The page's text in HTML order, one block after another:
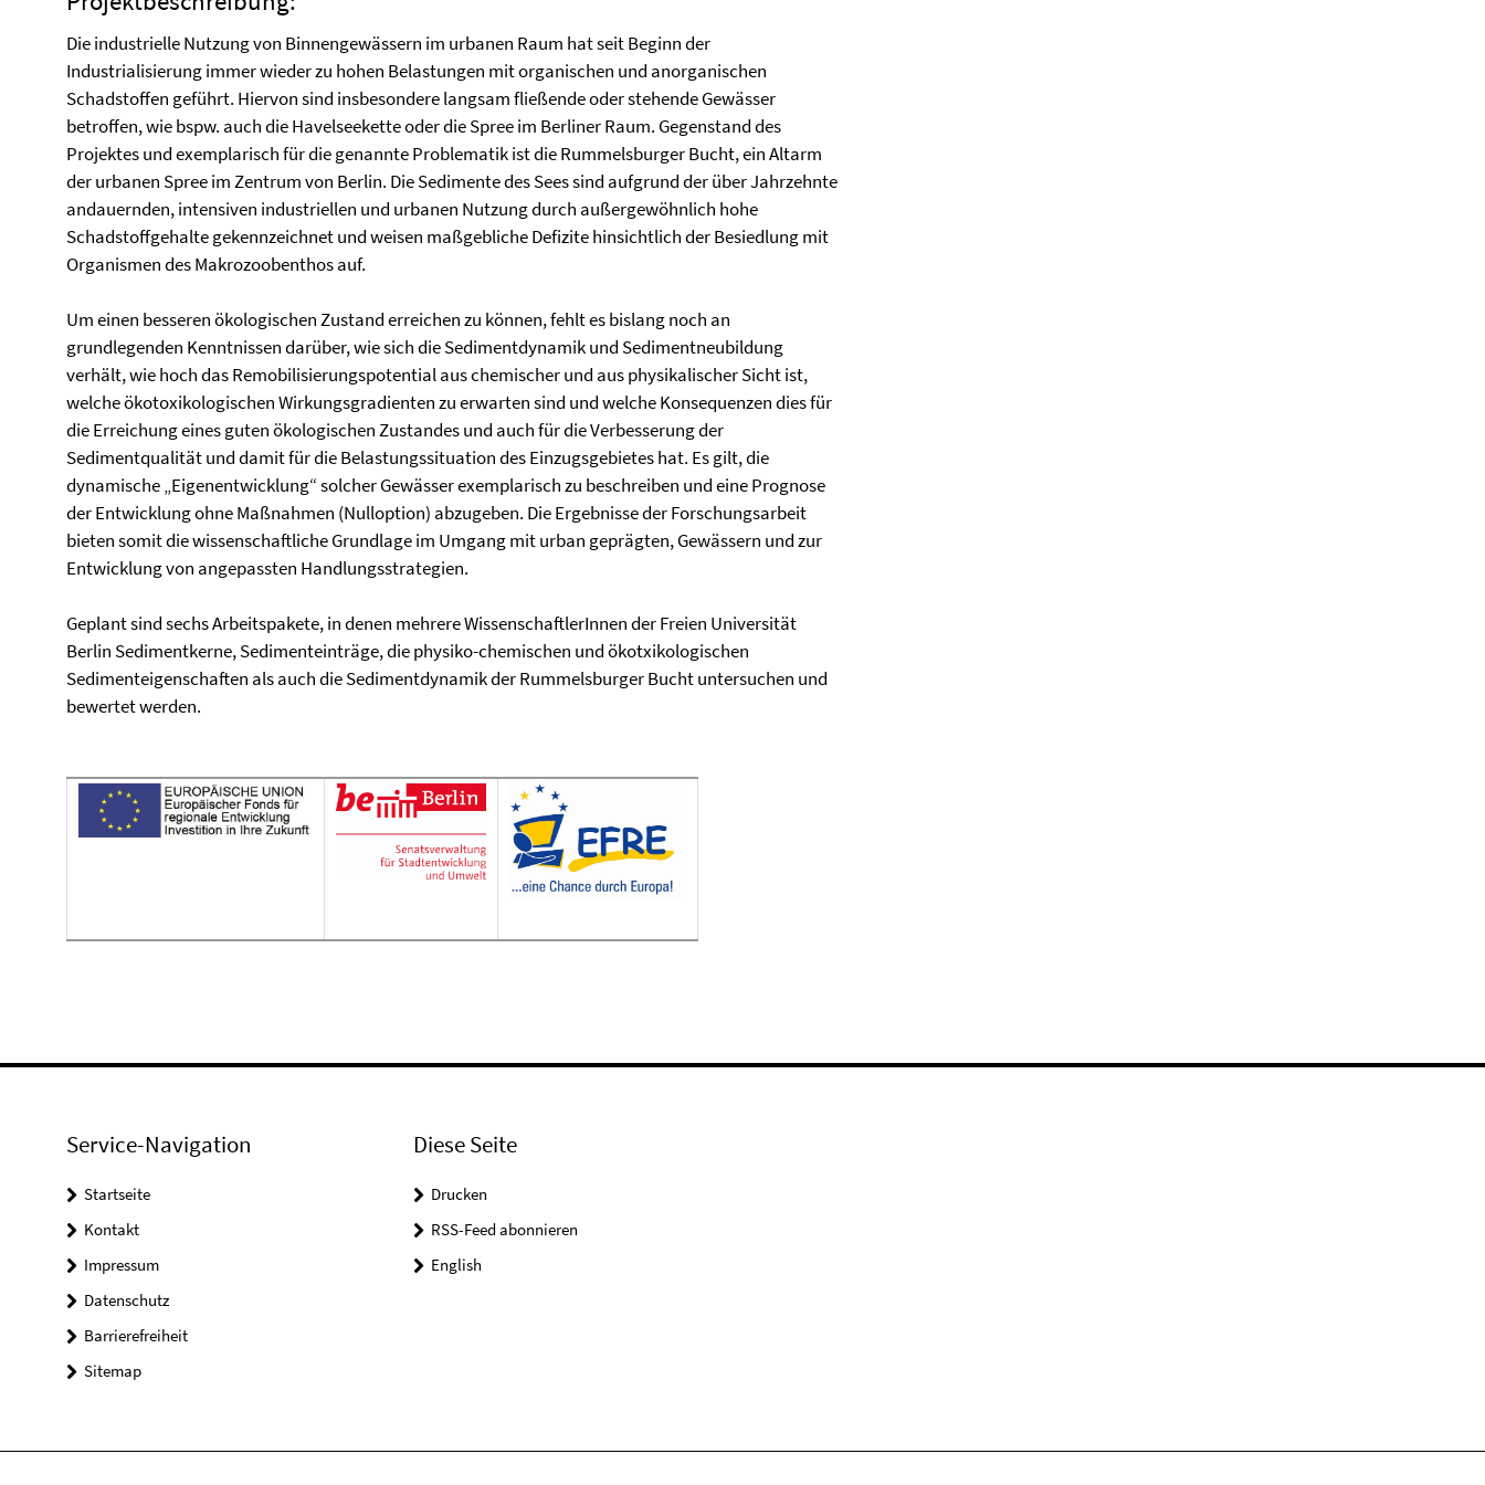
Die industrielle Nutzung von Binnengewässern im urbanen Raum hat seit Beginn der
Industrialisierung immer wieder zu hohen Belastungen mit organischen und anorganischen
Schadstoffen geführt. Hiervon sind insbesondere langsam fließende oder stehende Gewässer
betroffen, wie bspw. auch die Havelseekette oder die Spree im Berliner Raum. Gegenstand des
Projektes und exemplarisch für die genannte Problematik ist die Rummelsburger Bucht, ein Altarm
der urbanen Spree im Zentrum von Berlin. Die Sedimente des Sees sind aufgrund der über Jahrzehnte
andauernden, intensiven industriellen und urbanen Nutzung durch außergewöhnlich hohe
Schadstoffgehalte gekennzeichnet und weisen maßgebliche Defizite hinsichtlich der Besiedlung mit
Organismen des Makrozoobenthos auf.
Um einen besseren ökologischen Zustand erreichen zu können, fehlt es bislang noch an
grundlegenden Kenntnissen darüber, wie sich die Sedimentdynamik und Sedimentneubildung
verhält, wie hoch das Remobilisierungspotential aus chemischer und aus physikalischer Sicht ist,
welche ökotoxikologischen Wirkungsgradienten zu erwarten sind und welche Konsequenzen dies für
die Erreichung eines guten ökologischen Zustandes und auch für die Verbesserung der
Sedimentqualität und damit für die Belastungssituation des Einzugsgebietes hat. Es gilt, die
dynamische „Eigenentwicklung“ solcher Gewässer exemplarisch zu beschreiben und eine Prognose
der Entwicklung ohne Maßnahmen (Nulloption) abzugeben. Die Ergebnisse der Forschungsarbeit
bieten somit die wissenschaftliche Grundlage im Umgang mit urban geprägten, Gewässern und zur
Entwicklung von angepassten Handlungsstrategien.
Geplant sind sechs Arbeitspakete, in denen mehrere WissenschaftlerInnen der Freien Universität
Berlin Sedimentkerne, Sedimenteinträge, die physiko-chemischen und ökotxikologischen
Sedimenteigenschaften als auch die Sedimentdynamik der Rummelsburger Bucht untersuchen und
bewertet werden.
Service-Navigation
Startseite
Kontakt
Impressum
Datenschutz
Barrierefreiheit
Sitemap
Diese Seite
Drucken
RSS-Feed abonnieren
English